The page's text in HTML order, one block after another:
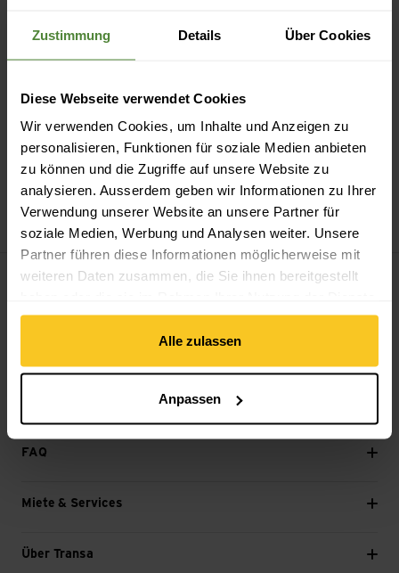
Zustimmung Details Über Cookies
Diese Webseite verwendet Cookies
Wir verwenden Cookies, um Inhalte und Anzeigen zu
personalisieren, Funktionen für soziale Medien anbieten
zu können und die Zugriffe auf unsere Website zu
analysieren. Ausserdem geben wir Informationen zu Ihrer
Verwendung unserer Website an unsere Partner für
soziale Medien, Werbung und Analysen weiter. Unsere
Partner führen diese Informationen möglicherweise mit
weiteren Daten zusammen, die Sie ihnen bereitgestellt
gesammelt haben.
Alle zulassen
Anpassen
14-Tage Widerrufsrecht
Zum Newsletter anmelden
E-Mail *
Weiter
FAQ
Miete & Services
Über Transa